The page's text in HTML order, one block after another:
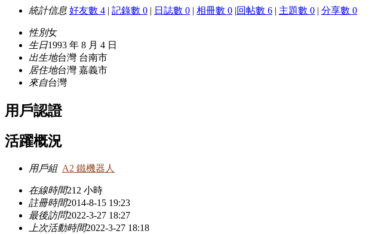
統計信息 好友數 4 | 記錄數 0 | 日誌數 0 | 相冊數 0 |回帖數 6 | 主題數 0 | 分享數 0
性別女
生日1993 年 8 月 4 日
出生地台灣 台南市
居住地台灣 嘉義市
來自台灣
用戶認證
活躍概況
用戶組 A2 鐵機器人
在線時間212 小時
註冊時間2014-8-15 19:23
最後訪問2022-3-27 18:27
上次活動時間2022-3-27 18:18